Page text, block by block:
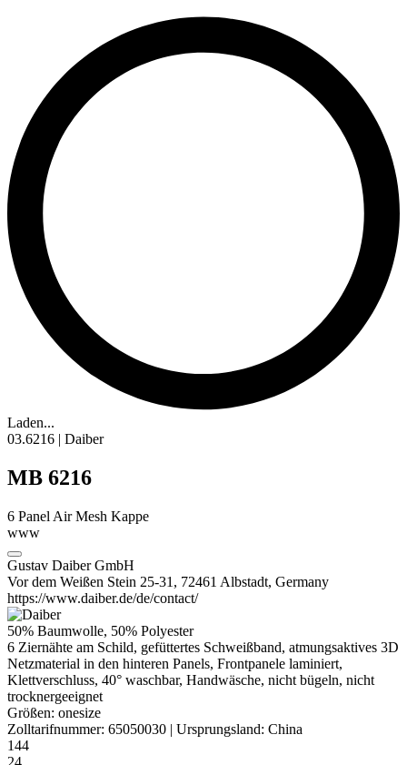
Laden...
03.6216 | Daiber
MB 6216
6 Panel AirMesh Kappe
www
Gustav Daiber GmbH
Vor dem Weißen Stein 25-31, 72461 Albstadt, Germany
https://www.daiber.de/de/contact/
50% Baumwolle, 50% Polyester
6 Ziernähte am Schild, gefüttertes Schweißband, atmungsaktives 3D
Netzmaterial in den hinteren Panels, Frontpanele laminiert,
Klettverschluss, 40° waschbar, Handwäsche, nicht bügeln, nicht
trocknergeeignet
Größen: onesize
Zolltarifnummer: 65050030 | Ursprungsland: China
144